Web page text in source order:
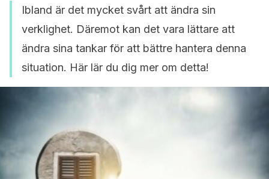
Ibland är det mycket svårt att ändra sin
verklighet. Däremot kan det vara lättare att
ändra sina tankar för att bättre hantera denna
situation. Här lär du dig mer om detta!